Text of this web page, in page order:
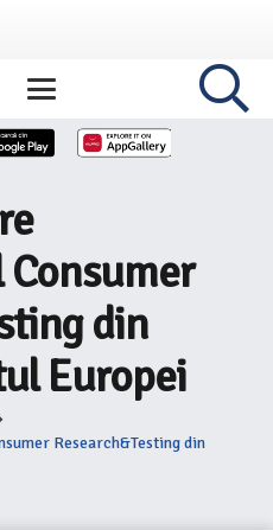
din
Europei
Research&Testing din